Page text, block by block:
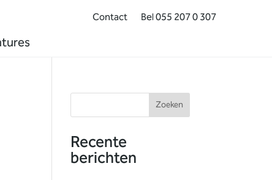
Contact Bel 055 207 0 307
Zoeken
Recente
berichten